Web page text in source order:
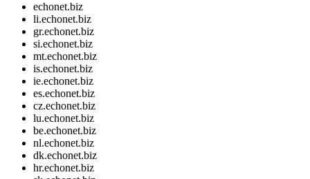
echonet.biz
li.echonet.biz
gr.echonet.biz
si.echonet.biz
mt.echonet.biz
is.echonet.biz
ie.echonet.biz
es.echonet.biz
cz.echonet.biz
lu.echonet.biz
be.echonet.biz
nl.echonet.biz
dk.echonet.biz
hr.echonet.biz